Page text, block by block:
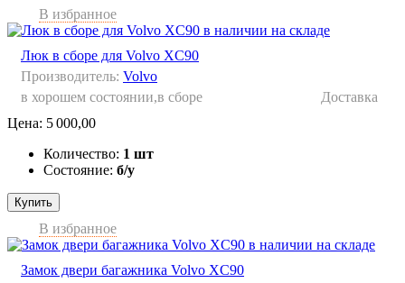
В избранное
Люк в сборе для Volvo XC90
Производитель: Volvo
в хорошем состоянии,в сборе
Доставка
Цена: 5 000,00
Количество: 1 шт
Состояние: б/у
Купить
В избранное
Замок двери багажника Volvo XC90